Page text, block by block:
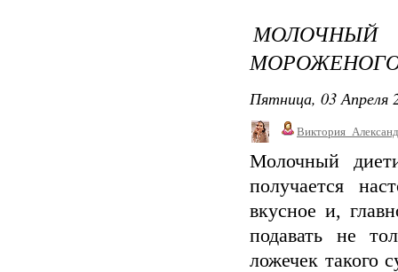
МОЛОЧНЫЙ
Пятница, 03 Апреля
Молочный
получается
вкусное и,
подавать не
ложечек такого